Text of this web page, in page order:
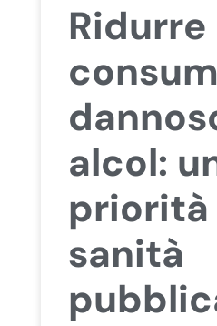
Ridurre
alcol:
priorità
sanità